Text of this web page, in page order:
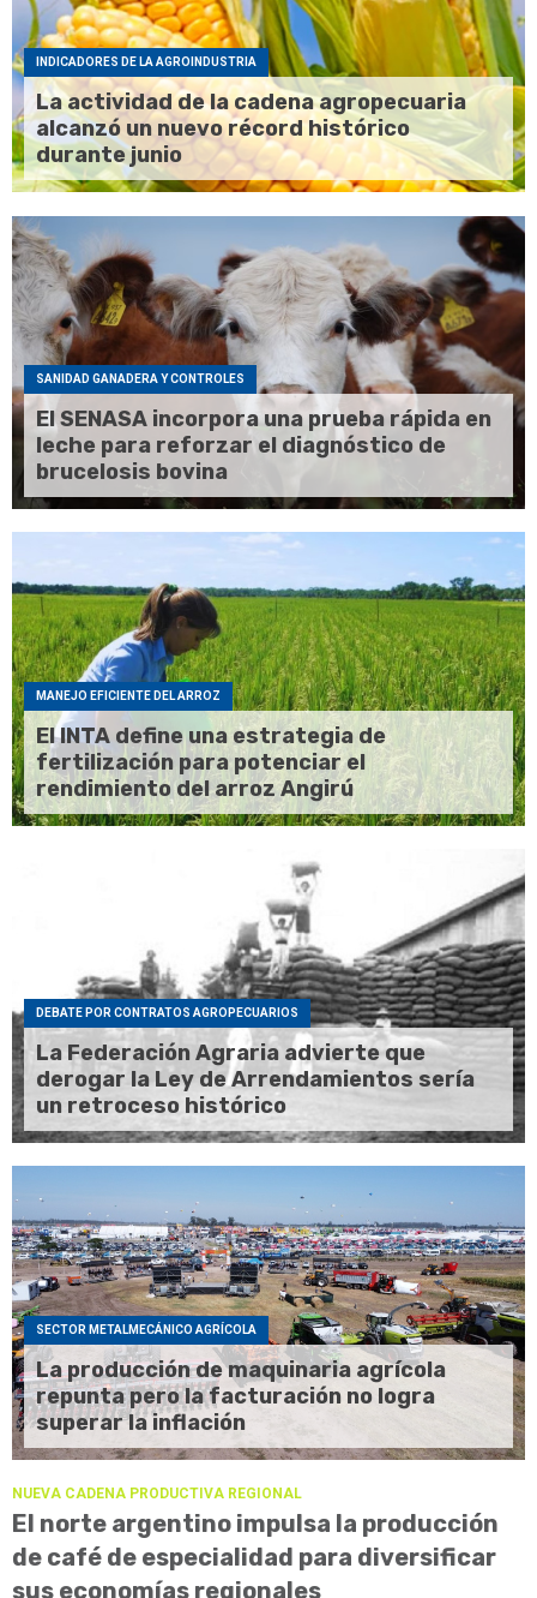
INDICADORES DE LA AGROINDUSTRIA
La actividad de la cadena agropecuaria
alcanzó un nuevo récord histórico
durante junio
SANIDAD GANADERA Y CONTROLES
El SENASA incorpora una prueba rápida en
leche para reforzar el diagnóstico de
brucelosis bovina
MANEJO EFICIENTE DEL ARROZ
El INTA define una estrategia de
fertilización para potenciar el
rendimiento del arroz Angirú
DEBATE POR CONTRATOS AGROPECUARIOS
La Federación Agraria advierte que
derogar la Ley de Arrendamientos sería
un retroceso histórico
SECTOR METALMECÁNICO AGRÍCOLA
La producción de maquinaria agrícola
repunta pero la facturación no logra
superar la inflación
NUEVA CADENA PRODUCTIVA REGIONAL
El norte argentino impulsa la producción
de café de especialidad para diversificar
sus economías regionales